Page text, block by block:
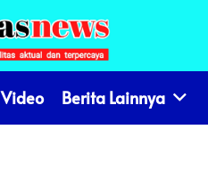
Video Berita Lainnya